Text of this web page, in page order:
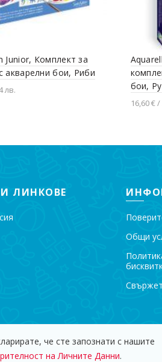
че сте запознати с нашите
на Личните Данни.
Junior, Комплект за
акварелни бои, Риби
лв.
бои,
16,60 €
ЛИНКОВЕ
Общи
Всички права запазени.